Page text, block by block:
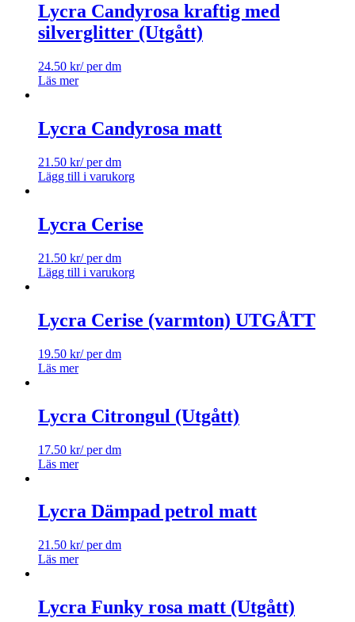
Lycra Candyrosa kraftig med
silverglitter (Utgått)
24.50 kr/ per dm
Läs mer
Lycra Candyrosa matt
21.50 kr/ per dm
Lägg till i varukorg
Lycra Cerise
21.50 kr/ per dm
Lägg till i varukorg
Lycra Cerise (varmton) UTGÅTT
19.50 kr/ per dm
Läs mer
Lycra Citrongul (Utgått)
17.50 kr/ per dm
Läs mer
Lycra Dämpad petrol matt
21.50 kr/ per dm
Läs mer
Lycra Funky rosa matt (Utgått)